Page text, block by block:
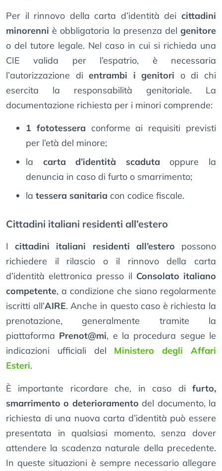
Per il rinnovo della carta d’identità dei cittadini
minorenni è obbligatoria la presenza del genitore
o del tutore legale. Nel caso in cui si richieda una
CIE valida per l’espatrio, è necessaria
l’autorizzazione dientrambi i genitori o di chi
esercita la responsabilità genitoriale. La
documentazione richiesta per i minori comprende:
1 fototessera conforme ai requisiti previsti
per l’età del minore;
la carta d’identità scaduta oppure la
denuncia in caso di furto o smarrimento;
la tessera sanitaria con codice fiscale.
Cittadini italiani residenti all’estero
Icittadini italiani residenti all’estero possono
richiedere il rilascio o il rinnovo della carta
d’identità elettronica presso il Consolato italiano
competente, a condizione che siano regolarmente
iscritti all’AIRE. Anche in questo caso è richiesta la
prenotazione, generalmente tramite la
piattaforma Prenot@mi, e la procedura segue le
indicazioni ufficiali del Ministero degli Affari
Esteri.
È importante ricordare che, in caso di furto,
smarrimento o deterioramento del documento, la
richiesta di una nuova carta d’identità può essere
presentata in qualsiasi momento, senza dover
attendere la scadenza naturale della precedente.
In queste situazioni è sempre necessario allegare